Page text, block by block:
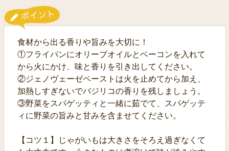
食材から出る香りや旨みを大切に！
①フライパンにオリーブオイルとベーコンを入れて
から火にかけ、味と香りを引き出してください。
②ジェノヴェーゼペーストは火を止めてから加え、
加熱しすぎないでバジリコの香りを残しましょう。
③野菜をスパゲッティと一緒に茹でて、スパゲッテ
ィに野菜の旨みと甘みを含ませてください。
【コツ１】じゃがいもは大きさをそろえ過ぎなくて